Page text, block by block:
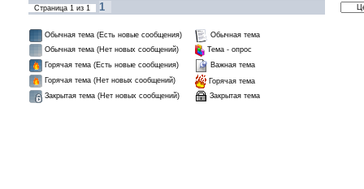
Страница 1из 1 1
Обычная тема (Есть новые сообщения)
Обычная тема
Обычная тема (Нет новых сообщений)
Тема - опрос
Горячая тема (Есть новые сообщения)
Важная тема
Горячая тема (Нет новых сообщений)
Горячая тема
Закрытая тема (Нет новых сообщений)
Закрытая тема